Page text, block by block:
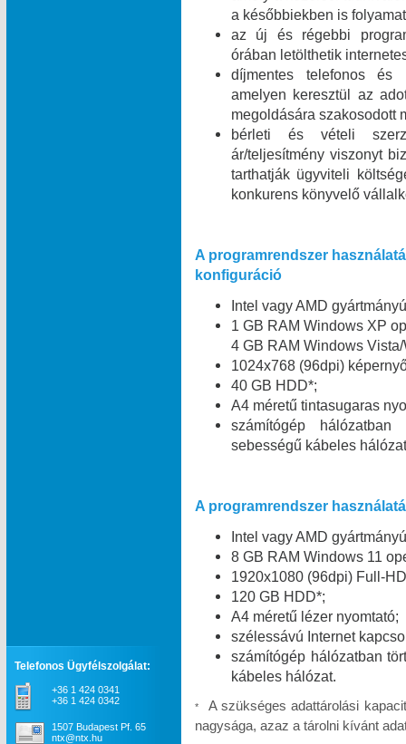
a későbbiekben is
az új és régebbi
órában letölthetik
díjmentes telefonos és
amelyen keresztül az
megoldására szakosodott
bérleti és vételi
ár/teljesítmény viszonyt
tarthatják ügyviteli
konkurens könyvelő
A programrendszer
konfiguráció
Intel vagy AMD
1 GB RAM Windows XP
4 GB RAM Windows
1024x768 (96dpi)
40 GB HDD*;
A4 méretű tintasugaras
számítógép
sebességű kábeles
A programrendszer
Intel vagy AMD
8 GB RAM Windows 11
1920x1080 (96dpi) Full-
120 GB HDD*;
A4 méretű lézer nyomtató;
szélessávú Internet
számítógép hálózatban
kábeles hálózat.
*
A szükséges adattárolási
nagysága, azaz a tárolni kívánt
Telefonos Ügyfélszolgálat:
+36 1 424 0341
+36 1 424 0342
1507 Budapest Pf. 65
ntx@ntx.hu